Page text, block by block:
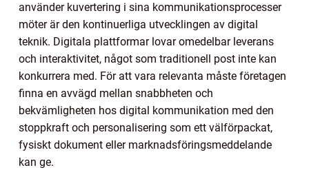
använder kuvertering i sina kommunikationsprocesser
möter är den kontinuerliga utvecklingen av digital
teknik. Digitala plattformar lovar omedelbar leverans
och interaktivitet, något som traditionell post inte kan
konkurrera med. För att vara relevanta måste företagen
finna en avvägd mellan snabbheten och
bekvämligheten hos digital kommunikation med den
stoppkraft och personalisering som ett välförpackat,
fysiskt dokument eller marknadsföringsmeddelande
kan ge.